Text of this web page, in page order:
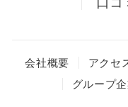
会社概要 アクセ
グループ